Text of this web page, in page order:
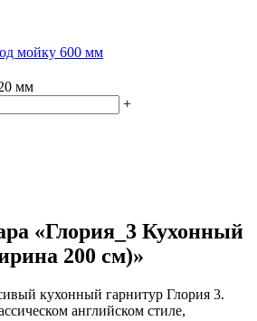
мойку 600 мм
мм
+
«Глория_3 Кухонный
200 см)»
кухонный гарнитур Глория 3.
английском стиле,